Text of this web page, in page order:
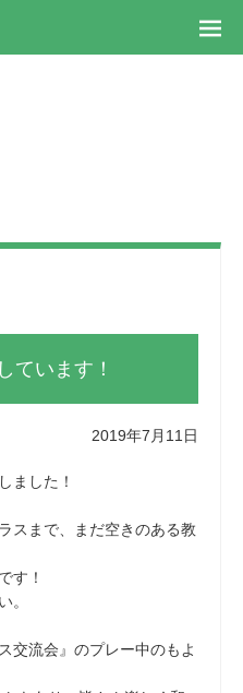
ています！
2019年7月11日
ました！
スまで、まだ空きのある教
す！
。
交流会』のプレー中のもよ